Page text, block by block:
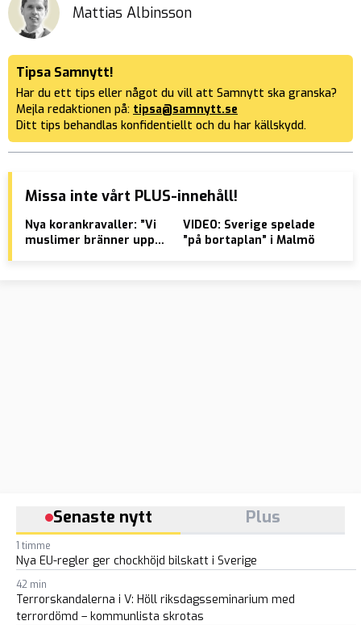
Mattias Albinsson
Tipsa Samnytt!
Har du ett tips eller något du vill att Samnytt ska granska?
Mejla redaktionen på: tipsa@samnytt.se
Ditt tips behandlas konfidentiellt och du har källskydd.
Missa inte vårt PLUS-innehåll!
Nya korankravaller: ”Vi
muslimer bränner upp
VIDEO: Sverige spelade
”på bortaplan” i Malmö
Senaste nytt Plus
1 timme
Nya EU-regler ger chockhöjd bilskatt i Sverige
42 min
Terrorskandalerna i V: Höll riksdagsseminarium med
terrordömd – kommunlista skrotas